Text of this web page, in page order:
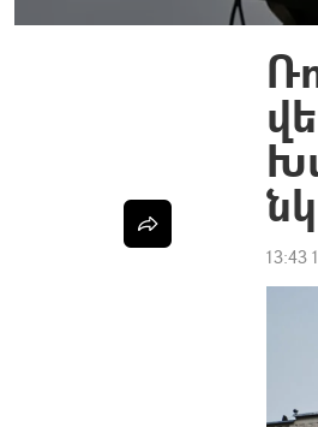
13:43